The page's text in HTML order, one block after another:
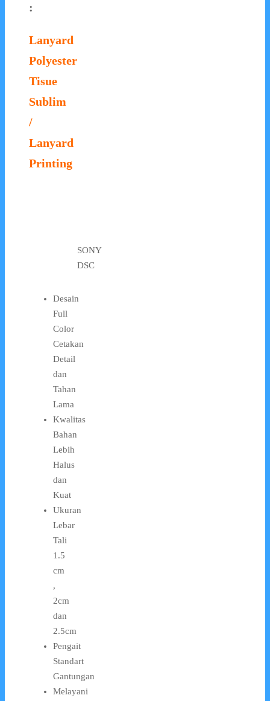
:
Lanyard
Polyester
Tisue
Sublim
/
Lanyard
Printing
SONY
DSC
Desain
Full
Color
Cetakan
Detail
dan
Tahan
Lama
Kwalitas
Bahan
Lebih
Halus
dan
Kuat
Ukuran
Lebar
Tali
1.5
cm
,
2cm
dan
2.5cm
Pengait
Standart
Gantungan
Melayani